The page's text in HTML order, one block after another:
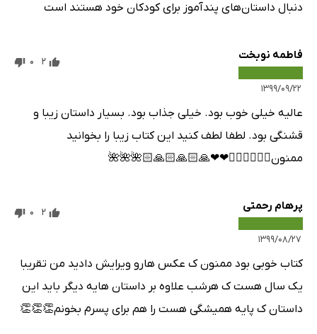
دنبال داستان‌های پندآموز برای کودکان خود هستند است
فاطمه نوبخت
۱۳۹۹/۰۹/۲۲
2
0
عالیه خیلی خوب بود. خیلی جذاب بود. بسیار داستان زیبا و
قشنگی بود. لطفا لطف کنید این کتاب زیبا را بخوانید
ممنون👍🏻👍🏻👍🏻❤❤🙏🏻🙏🏻🙏🏻🌺🌺🌺
پرهام رحمتی
۱۳۹۹/۰۸/۲۷
2
0
کتاب خوبی بود ممنون ک عکس هارو ویرایش دادید من تقریبا
یک سال هست ک هرشب علاوه بر داستان هایه دیگر باید این
داستان ک پایه همیشگی هست را هم برای پسرم بخونم👏👏👏